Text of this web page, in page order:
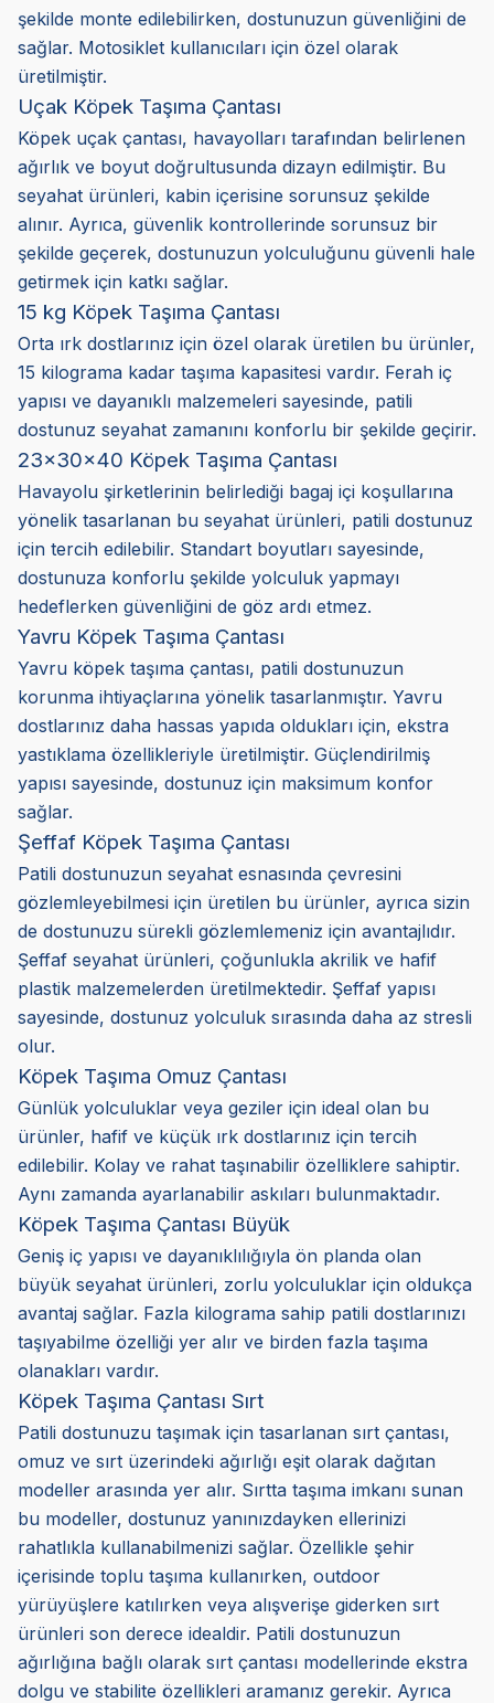
şekilde monte edilebilirken, dostunuzun güvenliğini de
sağlar. Motosiklet kullanıcıları için özel olarak
üretilmiştir.
Uçak Köpek Taşıma Çantası
Köpek uçak çantası, havayolları tarafından belirlenen
ağırlık ve boyut doğrultusunda dizayn edilmiştir. Bu
seyahat ürünleri, kabin içerisine sorunsuz şekilde
alınır. Ayrıca, güvenlik kontrollerinde sorunsuz bir
şekilde geçerek, dostunuzun yolculuğunu güvenli hale
getirmek için katkı sağlar.
15 kg Köpek Taşıma Çantası
Orta ırk dostlarınız için özel olarak üretilen bu ürünler,
15 kilograma kadar taşıma kapasitesi vardır. Ferah iç
yapısı ve dayanıklı malzemeleri sayesinde, patili
dostunuz seyahat zamanını konforlu bir şekilde geçirir.
23x30x40 Köpek Taşıma Çantası
Havayolu şirketlerinin belirlediği bagaj içi koşullarına
yönelik tasarlanan bu seyahat ürünleri, patili dostunuz
için tercih edilebilir. Standart boyutları sayesinde,
dostunuza konforlu şekilde yolculuk yapmayı
hedeflerken güvenliğini de göz ardı etmez.
Yavru Köpek Taşıma Çantası
Yavru köpek taşıma çantası, patili dostunuzun
korunma ihtiyaçlarına yönelik tasarlanmıştır. Yavru
dostlarınız daha hassas yapıda oldukları için, ekstra
yastıklama özellikleriyle üretilmiştir. Güçlendirilmiş
yapısı sayesinde, dostunuz için maksimum konfor
sağlar.
Şeffaf Köpek Taşıma Çantası
Patili dostunuzun seyahat esnasında çevresini
gözlemleyebilmesi için üretilen bu ürünler, ayrıca sizin
de dostunuzu sürekli gözlemlemeniz için avantajlıdır.
Şeffaf seyahat ürünleri, çoğunlukla akrilik ve hafif
plastik malzemelerden üretilmektedir. Şeffaf yapısı
sayesinde, dostunuz yolculuk sırasında daha az stresli
olur.
Köpek Taşıma Omuz Çantası
Günlük yolculuklar veya geziler için ideal olan bu
ürünler, hafif ve küçük ırk dostlarınız için tercih
edilebilir. Kolay ve rahat taşınabilir özelliklere sahiptir.
Aynı zamanda ayarlanabilir askıları bulunmaktadır.
Köpek Taşıma Çantası Büyük
Geniş iç yapısı ve dayanıklılığıyla ön planda olan
büyük seyahat ürünleri, zorlu yolculuklar için oldukça
avantaj sağlar. Fazla kilograma sahip patili dostlarınızı
taşıyabilme özelliği yer alır ve birden fazla taşıma
olanakları vardır.
Köpek Taşıma Çantası Sırt
Patili dostunuzu taşımak için tasarlanan sırt çantası,
omuz ve sırt üzerindeki ağırlığı eşit olarak dağıtan
modeller arasında yer alır. Sırtta taşıma imkanı sunan
bu modeller, dostunuz yanınızdayken ellerinizi
rahatlıkla kullanabilmenizi sağlar. Özellikle şehir
içerisinde toplu taşıma kullanırken, outdoor
yürüyüşlere katılırken veya alışverişe giderken sırt
ürünleri son derece idealdir. Patili dostunuzun
ağırlığına bağlı olarak sırt çantası modellerinde ekstra
dolgu ve stabilite özellikleri aramanız gerekir. Ayrıca